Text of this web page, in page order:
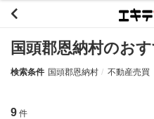
国頭郡恩納村のお
検索条件 国頭郡恩納村 不動産売買
9 件